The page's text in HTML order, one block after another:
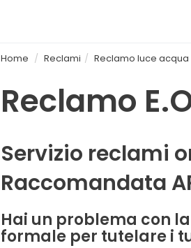
Home Reclami Reclamo luce acqua
Reclamo
Servizio reclami
Raccomandata
Hai un problema con
formale per tutelare i